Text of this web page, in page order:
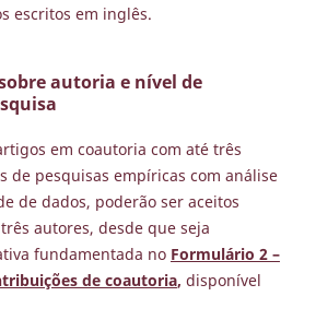
escritos em inglês.
autoria e nível de
em coautoria com até três
de pesquisas empíricas com análise
de dados, poderão ser aceitos
autores, desde que seja
fundamentada no Formulário 2 –
de coautoria, disponível